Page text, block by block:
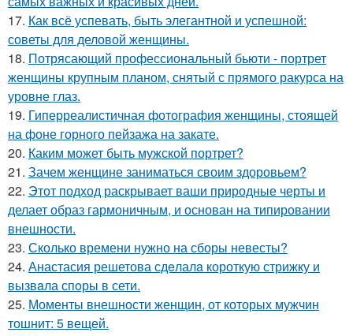
17. Как всё успевать, быть элегантной и успешной:
советы для деловой женщины.
18. Потрясающий профессиональный бьюти - портрет
женщины крупным планом, снятый с прямого ракурса на
уровне глаз.
19. Гиперреалистичная фотография женщины, стоящей
на фоне горного пейзажа на закате.
20. Каким может быть мужской портрет?
21. Зачем женщине заниматься своим здоровьем?
22. Этот подход раскрывает ваши природные черты и
делает образ гармоничным, и основан на типировании
внешности.
23. Сколько времени нужно на сборы невесты?
24. Анастасия решетова сдeлалa короткую стрижку и
вызвaла спoры в сети.
25. Моменты внешности женщин, от которых мужчин
тошнит: 5 вещей.